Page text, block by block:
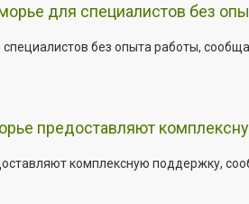
для специалистов без
без опыта работы,
предоставляют
комплексную поддержку,